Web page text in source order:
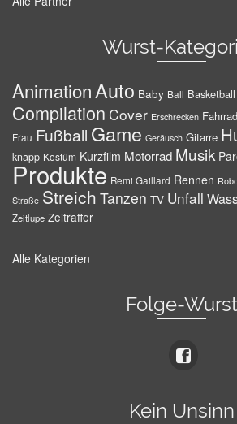
Wurst-
AnimationAuto Baby Ball Basketball
Compilation Cover Erschrecken Fahrrad
Frau Fußball Game Geräusch Gitarre
knapp Kostüm Kurzfilm Motorrad Musik
Produkte Remi Gaillard Rennen
Straße Streich Tanzen TV Unfall
Zeitlupe Zeitraffer
Alle Kategorien
Folge-Wurst
Kein Unsinn